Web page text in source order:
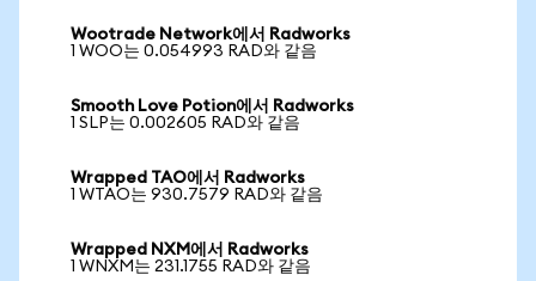
Wootrade Network에서 Radworks
1 WOO는 0.054993 RAD와 같음
Smooth Love Potion에서 Radworks
1 SLP는 0.002605 RAD와 같음
Wrapped TAO에서 Radworks
1 WTAO는 930.7579 RAD와 같음
Wrapped NXM에서 Radworks
1 WNXM는 231.1755 RAD와 같음